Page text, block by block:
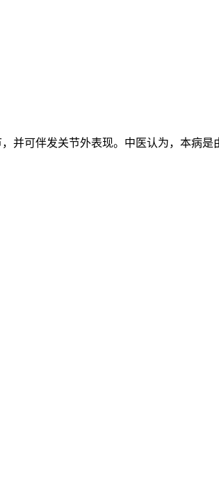
并可伴发关节外表现。中医认为，本病